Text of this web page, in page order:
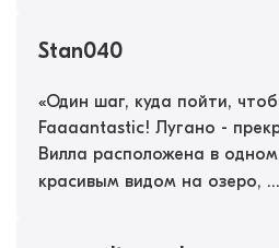
Stan040
«Один шаг, куда пойти,
Faaaantastic! Лугано -
Вилла расположена в
красивым видом на озеро, ...